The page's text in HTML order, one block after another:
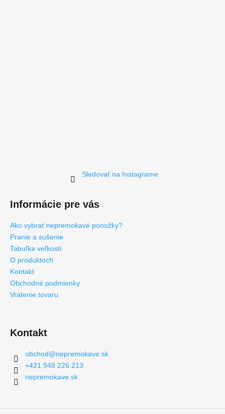
Sledovať na Instagrame
Informácie pre vás
Ako vybrať nepremokavé ponožky?
Pranie a sušenie
Tabuľka veľkostí
O produktoch
Kontakt
Obchodné podmienky
Vrátenie tovaru
Kontakt
obchod@nepremokave.sk
+421 948 226 213
nepremokave.sk